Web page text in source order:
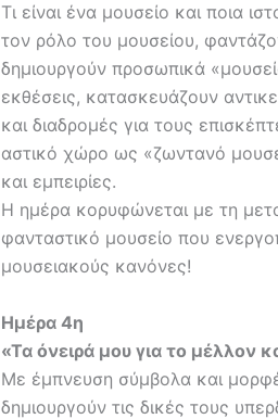
Τι είναι ένα μουσείο και ποια
τον ρόλο του μουσείου,
δημιουργούν προσωπικά
εκθέσεις, κατασκευάζουν
και διαδρομές για τους
αστικό χώρο ως «ζωντανό
και εμπειρίες.
Η ημέρα κορυφώνεται με τη
φανταστικό μουσείο που
μουσειακούς κανόνες!
Ημέρα 4η
«Τα όνειρά μου για το μέλλον
Με έμπνευση σύμβολα και
δημιουργούν τις δικές τους